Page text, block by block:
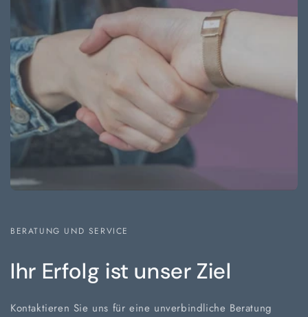
BERATUNG UND SERVICE
Ihr Erfolg ist unser Ziel
Kontaktieren Sie uns für eine unverbindliche Beratung